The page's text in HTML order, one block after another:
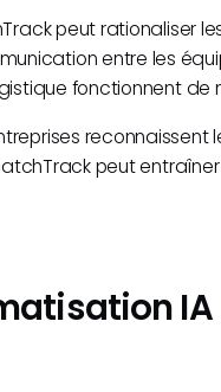
peut rationaliser
entre les
fonctionnent de
reconnaissent
peut